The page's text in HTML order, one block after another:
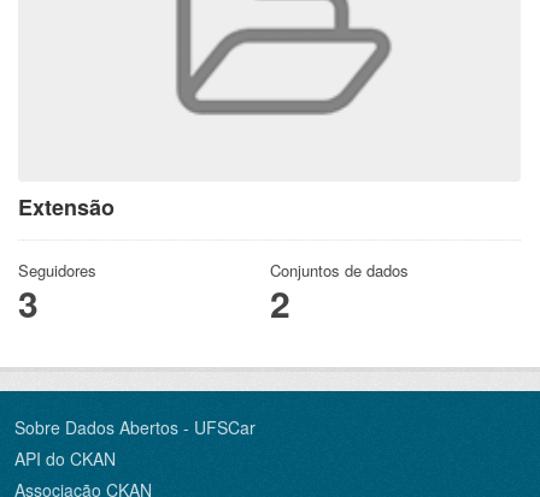
Extensão
Seguidores
3
Conjuntos de dados
2
Sobre Dados Abertos - UFSCar
API do CKAN
Associação CKAN